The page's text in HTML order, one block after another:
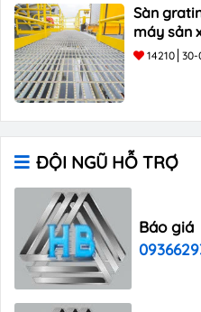
Sàn
máy sản
14210 30-
ĐỘI NGŨ HỖ TRỢ
Báo giá